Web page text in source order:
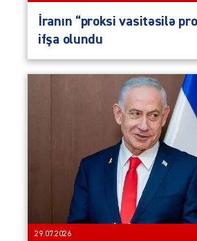
İranın “proksi vasitəsilə
ifşa olundu
29.07.2026